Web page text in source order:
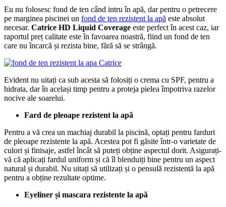
Eu nu folosesc fond de ten când intru în apă, dar pentru o petrecere
pe marginea piscinei un fond de ten rezistent la apă este absolut
necesar. Catrice HD Liquid Coverage este perfect în acest caz, iar
raportul preț calitate este în favoarea noastră, fiind un fond de ten
care nu încarcă și rezista bine, fără să se strângă.
Evident nu uitați ca sub acesta să folosiți o crema cu SPF, pentru a
hidrata, dar în același timp pentru a proteja pielea împotriva razelor
nocive ale soarelui.
Fard de pleoape rezistent la apă
Pentru a vă crea un machiaj durabil la piscină, optați pentru farduri
de pleoape rezistente la apă. Acestea pot fi găsite într-o varietate de
culori și finisaje, astfel încât să puteți obține aspectul dorit. Asigurați-
vă că aplicați fardul uniform și că îl blenduiți bine pentru un aspect
natural și durabil. Nu uitați să utilizați și o pensulă rezistentă la apă
pentru a obține rezultate optime.
Eyeliner și mascara rezistente la apă